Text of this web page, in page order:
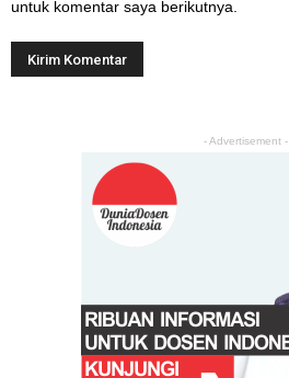
untuk komentar saya berikutnya.
- Advertisement -